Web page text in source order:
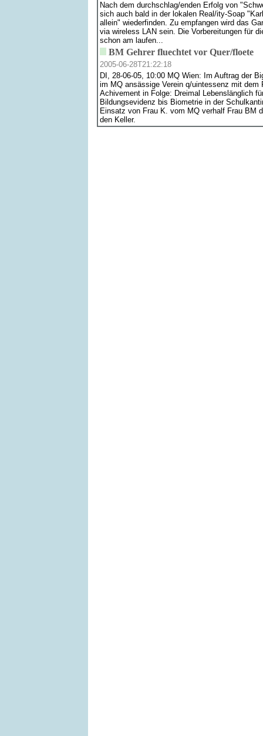
Nach dem durchschlag/enden Erfolg von
sich auch bald in der lokalen Real/ity-Soap
allein" wiederfinden. Zu empfangen wird das
via wireless LAN sein. Die Vorbereitungen für
schon am laufen...
BM Gehrer fluechtet vor Quer/floete
2005-06-28T21:22:18
DI, 28-06-05, 10:00 MQ Wien: Im Auftrag der
im MQ ansässige Verein q/uintessenz mit dem
Achivement in Folge: Dreimal Lebenslänglich
Bildungsevidenz bis Biometrie in der
Einsatz von Frau K. vom MQ verhalf Frau BM
den Keller.